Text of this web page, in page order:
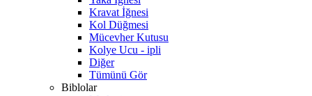
Kravat İğnesi
Kol Düğmesi
Mücevher Kutusu
Kolye Ucu - ipli
Diğer
Tümünü Gör
Biblolar